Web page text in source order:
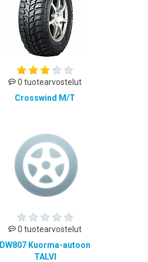
0 tuotearvostelut
Crosswind M/T
0 tuotearvostelut
DW807 Kuorma-autoon
TALVI